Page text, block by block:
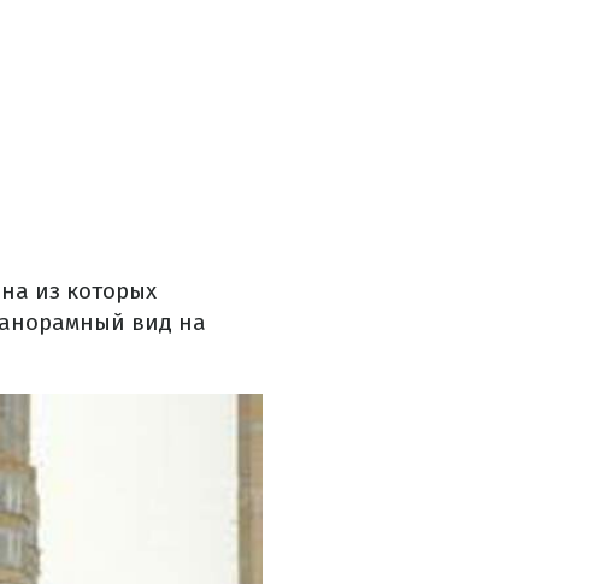
из которых
вид на